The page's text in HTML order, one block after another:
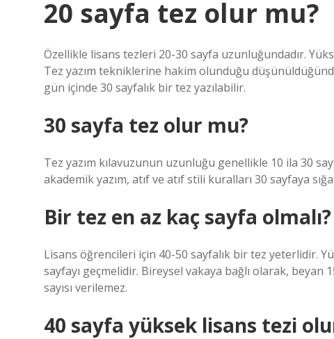
20 sayfa tez olur mu?
Özellikle lisans tezleri 20-30 sayfa uzunluğundadır.
Tez yazım tekniklerine hakim olunduğu
gün içinde 30 sayfalık bir tez yazılabilir.
30 sayfa tez olur mu?
Tez yazım kılavuzunun uzunluğu genellikle 10 ila 30
akademik yazım, atıf ve atıf stili kuralları 30 sayfaya
Bir tez en az kaç sayfa olmalı?
Lisans öğrencileri için 40-50 sayfalık bir tez yeterlidir.
sayfayı geçmelidir. Bireysel vakaya bağlı olarak,
sayısı verilemez.
40 sayfa yüksek lisans tezi